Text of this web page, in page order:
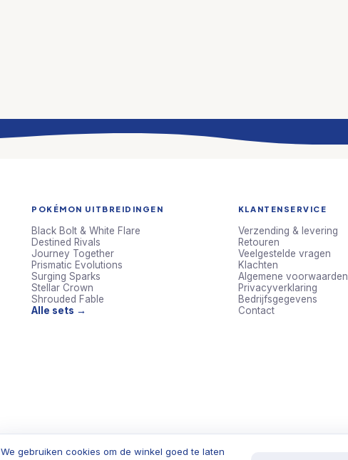
POKÉMON UITBREIDINGEN
Black Bolt & White Flare
Destined Rivals
Journey Together
Prismatic Evolutions
Surging Sparks
Stellar Crown
Shrouded Fable
Alle sets →
KLANTENSERVICE
Verzending & levering
Retouren
Veelgestelde vragen
Klachten
Algemene voorwaarden
Privacyverklaring
Bedrijfsgegevens
Contact
We gebruiken cookies om de winkel goed te laten